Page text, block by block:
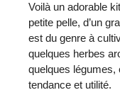
Voilà un adorable
petite pelle, d’un
est du genre à
quelques herbes
quelques légumes,
tendance et utilité.